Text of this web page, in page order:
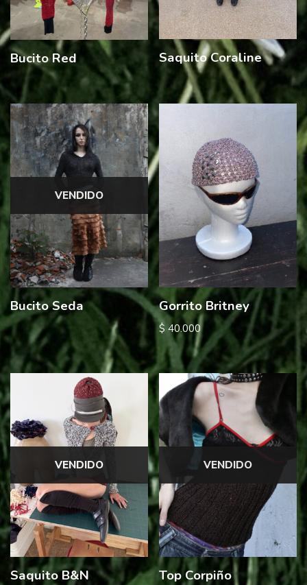
Bucito Red Saquito Coraline
VENDIDO
Bucito Seda Gorrito Britney
$ 40.000
VENDIDO
Saquito B&N
VENDIDO
Top Corpiño